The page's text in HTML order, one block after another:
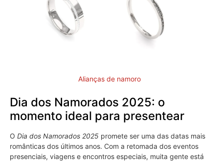
Alianças de namoro
Dia dos Namorados 2025: o
momento ideal para presentear
O Dia dos Namorados 2025 promete ser uma das datas mais
românticas dos últimos anos. Com a retomada dos eventos
presenciais, viagens e encontros especiais, muita gente está